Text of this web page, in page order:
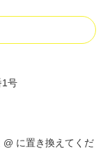
号
に置き換えてくだ